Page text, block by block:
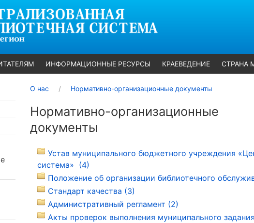
ИНФОРМАЦИОННЫЕ РЕСУРСЫ КРАЕВЕДЕНИЕ СТРАНА
О нас Нормативно-организационные документы
Нормативно-организационные
документы
Устав муниципального бюджетного учреждения
система» (4)
Положение об организации библиотечного
Стандарт качества (3)
Административный регламент (2)
Акты проверок выполнения муниципального